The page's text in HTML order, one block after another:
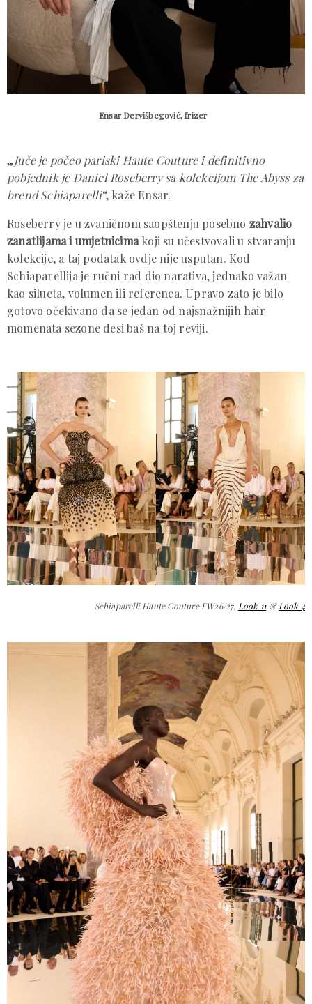
Ensar Dervišbegović, frizer
„Juče je počeo pariski Haute Couture i definitivno
pobjednik je Daniel Roseberry sa kolekcijom The Abyss za
brend Schiaparelli“, kaže Ensar.
Roseberry je u zvaničnom saopštenju posebno zahvalio
zanatlijama i umjetnicimakoji su učestvovali u stvaranju
kolekcije, a taj podatak ovdje nije usputan. Kod
Schiaparellija je ručni rad dio narativa, jednako važan
kao silueta, volumen ili referenca. Upravo zato je bilo
gotovo očekivano da se jedan od najsnažnijih hair
momenata sezone desi baš na toj reviji.
Schiaparelli Haute Couture FW26/27, Look 11 &Look 4